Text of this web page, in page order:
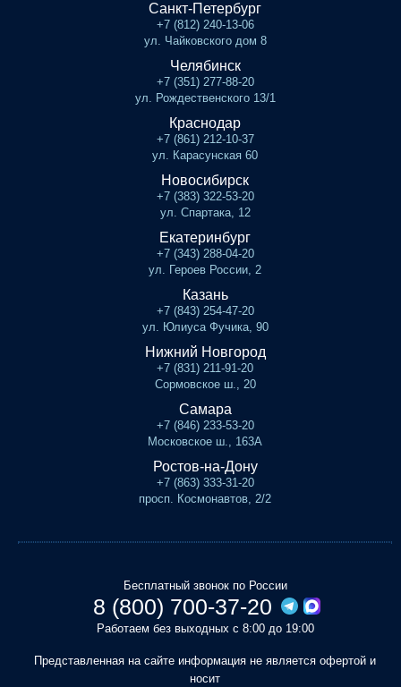
Санкт-Петербург
+7 (812) 240-13-06
ул. Чайковского дом 8
Челябинск
+7 (351) 277-88-20
ул. Рождественского 13/1
Краснодар
+7 (861) 212-10-37
ул. Карасунская 60
Новосибирск
+7 (383) 322-53-20
ул. Спартака, 12
Екатеринбург
+7 (343) 288-04-20
ул. Героев России, 2
Казань
+7 (843) 254-47-20
ул. Юлиуса Фучика, 90
Нижний Новгород
+7 (831) 211-91-20
Сормовское ш., 20
Самара
+7 (846) 233-53-20
Московское ш., 163А
Ростов-на-Дону
+7 (863) 333-31-20
просп. Космонавтов, 2/2
Бесплатный звонок по России
8 (800) 700-37-20
Работаем без выходных с 8:00 до 19:00
Представленная на сайте информация не является офертой и
носит